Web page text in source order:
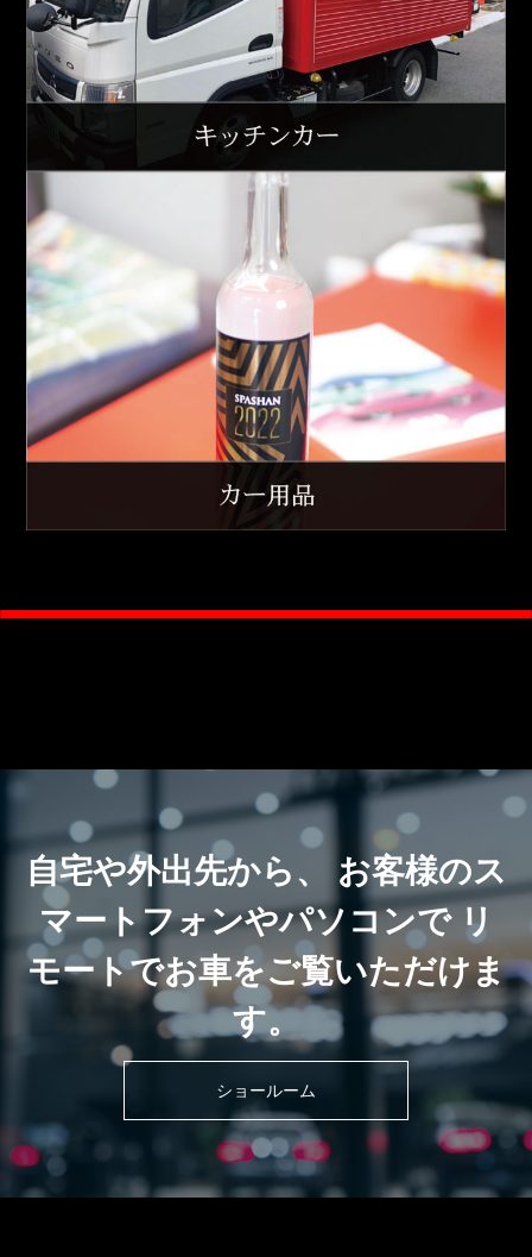
自宅や外出先から、 お客様のス
マートフォンやパソコンで リ
モートでお車をご覧いただけま
す。
ショールーム